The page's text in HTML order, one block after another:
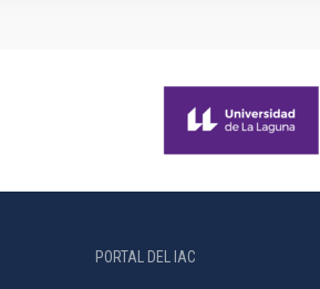
PORTAL DEL IAC